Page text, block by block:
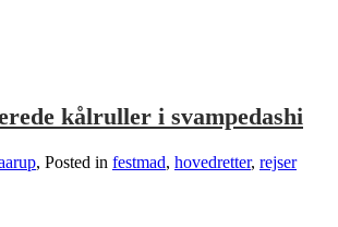
kålruller i svampedashi
, Posted in festmad, hovedretter, rejser